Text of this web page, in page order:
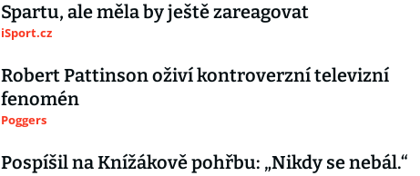
Spartu, ale měla by ještě zareagovat
iSport.cz
Robert Pattinson oživí kontroverzní televizní
fenomén
Poggers
Pospíšil na Knížákově pohřbu: „Nikdy se nebál.“